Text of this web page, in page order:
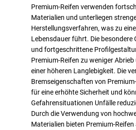
Premium-Reifen verwenden
Materialien und unterliegen
Herstellungsverfahren, was zu
Lebensdauer führt. Die besondere
und fortgeschrittene
Premium-Reifen zu weniger
einer höheren Langlebigkeit. Die
Bremseigenschaften von
für eine erhöhte Sicherheit und
Gefahrensituationen Unfälle
Durch die Verwendung von
Materialien bieten Premium-Reifen